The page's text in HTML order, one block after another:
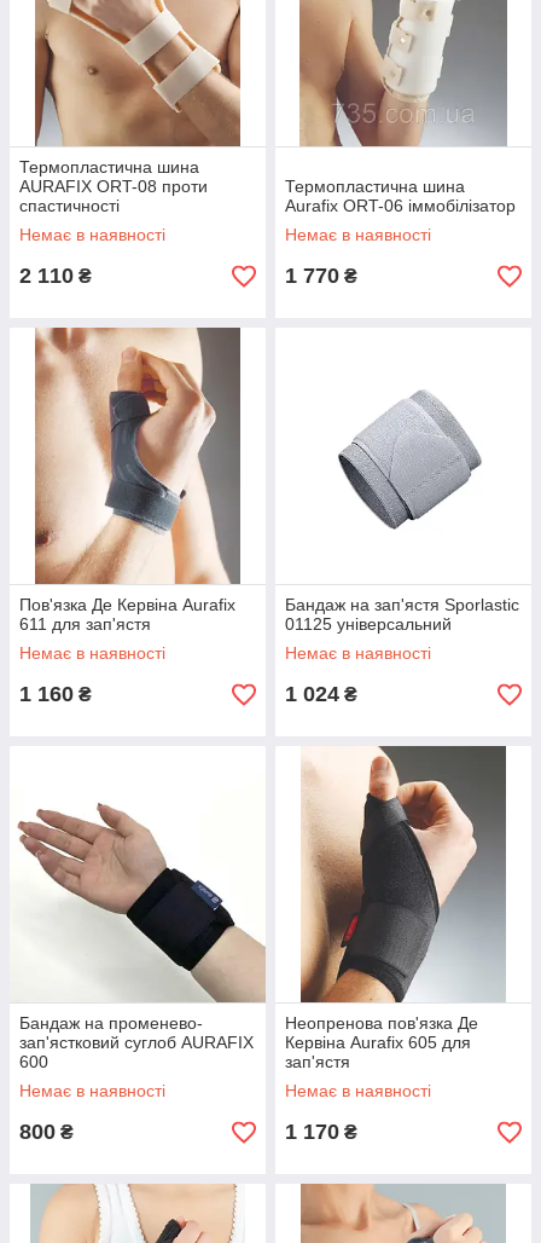
Термопластична шина
AURAFIX ORT-08 проти
спастичності
Немає в наявності
2 110 ₴
Термопластична шина
Aurafix ORT-06 іммобілізатор
Немає в наявності
1 770 ₴
Пов'язка Де Кервіна Aurafix
611 для зап'ястя
Немає в наявності
1 160 ₴
Бандаж на зап'ястя Sporlastic
01125 універсальний
Немає в наявності
1 024 ₴
Бандаж на променево-
зап'ястковий суглоб AURAFIX
600
Немає в наявності
800 ₴
Неопренова пов'язка Де
Кервіна Aurafix 605 для
зап'ястя
Немає в наявності
1 170 ₴